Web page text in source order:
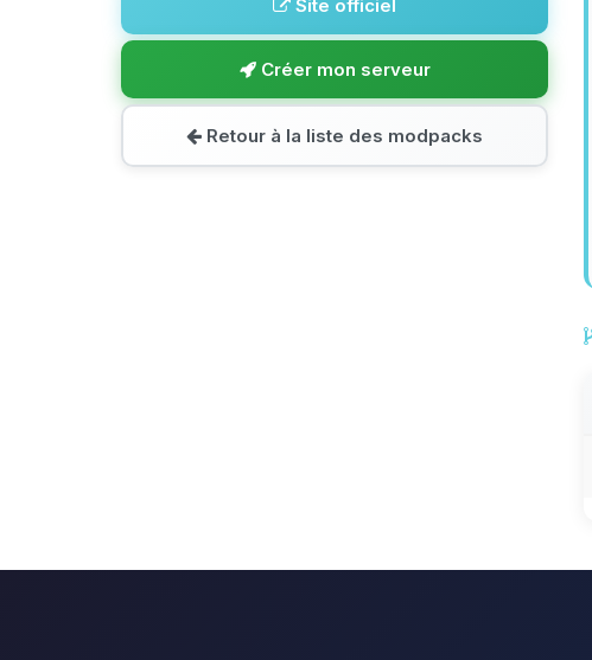
Site officiel
Créer mon serveur
Retour à la liste des modpacks